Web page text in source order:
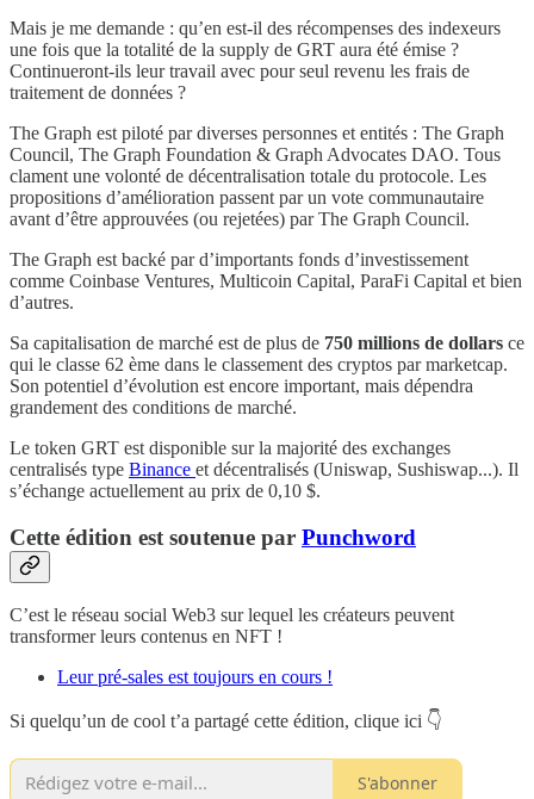
Mais je me demande : qu’en est-il des récompenses des indexeurs
une fois que la totalité de la supply de GRT aura été émise ?
Continueront-ils leur travail avec pour seul revenu les frais de
traitement de données ?
The Graph est piloté par diverses personnes et entités : The Graph
Council, The Graph Foundation & Graph Advocates DAO. Tous
clament une volonté de décentralisation totale du protocole. Les
propositions d’amélioration passent par un vote communautaire
avant d’être approuvées (ou rejetées) par The Graph Council.
The Graph est backé par d’importants fonds d’investissement
comme Coinbase Ventures, Multicoin Capital, ParaFi Capital et bien
d’autres.
Sa capitalisation de marché est de plus de 750 millions de dollars ce
qui le classe 62 ème dans le classement des cryptos par marketcap.
Son potentiel d’évolution est encore important, mais dépendra
grandement des conditions de marché.
Le token GRT est disponible sur la majorité des exchanges
centralisés type Binance et décentralisés (Uniswap, Sushiswap...). Il
s’échange actuellement au prix de 0,10 $.
Cette édition est soutenue par Punchword
C’est le réseau social Web3 sur lequel les créateurs peuvent
transformer leurs contenus en NFT !
Leur pré-sales est toujours en cours !
Si quelqu’un de cool t’a partagé cette édition, clique ici 👇
S'abonner